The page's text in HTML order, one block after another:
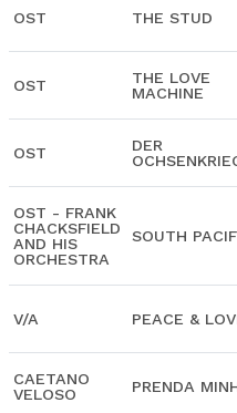
OST THE STUD
OST
THE LOVE
MACHINE
OST
DER
OST - FRANK
CHACKSFIELD
AND HIS
ORCHESTRA
SOUTH
V/A PEACE &
CAETANO
VELOSO
PRENDA